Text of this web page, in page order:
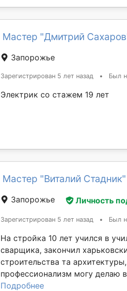
Мастер "Дмитрий
Запорожье
Зарегистрирован 5 лет назад • Был
Электрик со стажем 19 лет
Мастер "Виталий Стадник"
Запорожье Личность
Зарегистрирован 5 лет назад • Был
На стройка 10 лет учился в
сварщика, закончил
строительства та
профессионализм могу делаю
Подробнее